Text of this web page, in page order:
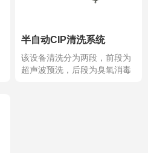
半自动CIP清洗系统
该设备清洗分为两段，前段为
超声波预洗，后段为臭氧消毒